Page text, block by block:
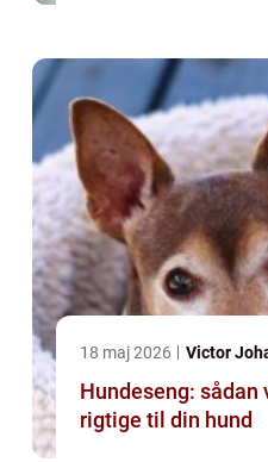
18 maj 2026 Victor
Hundeseng:
rigtige til din hund